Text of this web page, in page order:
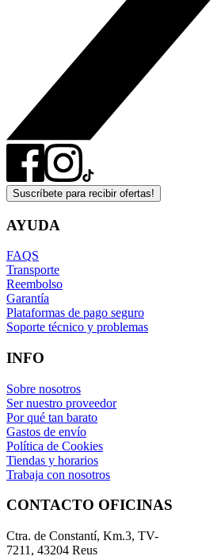
Suscríbete para recibir ofertas!
AYUDA
FAQS
Transporte
Reembolso
Garantía
Plataformas de pago seguro
Soporte técnico y problemas
INFO
Sobre nosotros
Ser nuestro proveedor
Por qué tan barato
Gastos de envío
Política de Cookies
Tiendas y horarios
Trabaja con nosotros
CONTACTO OFICINAS
Ctra. de Constantí, Km.3, TV-
7211, 43204 Reus